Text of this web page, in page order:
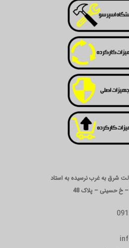
شرق به غرب نرسیده به استاد
خ حسینی – پلاک 48